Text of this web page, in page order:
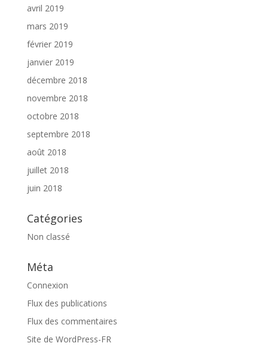
avril 2019
mars 2019
février 2019
janvier 2019
décembre 2018
novembre 2018
octobre 2018
septembre 2018
août 2018
juillet 2018
juin 2018
Catégories
Non classé
Méta
Connexion
Flux des publications
Flux des commentaires
Site de WordPress-FR